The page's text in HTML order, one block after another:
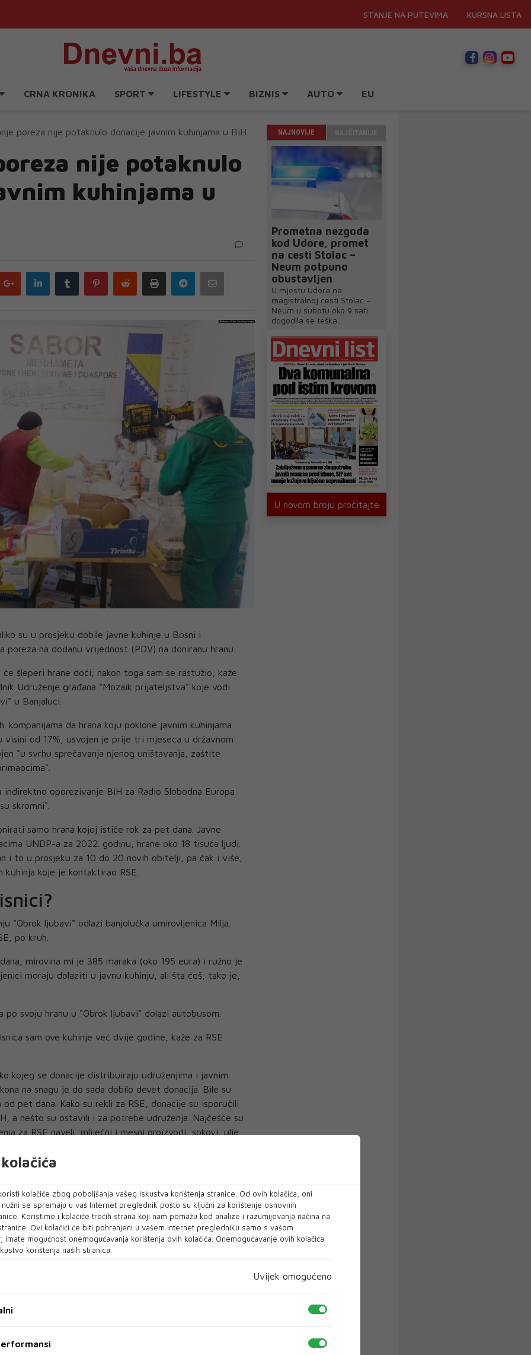
STANJE NA PUTEVIMA KURSNA LISTA
CRNA KRONIKA SPORT LIFESTYLE BIZNIS AUTO EU
poreza nije potaknulo donacije javnim kuhinjama u BiH
nije potaknulo
kuhinjama u
Google
plus
LinkedIn Tumblr PinterestReddit Print Telegram
su u prosjeku dobile javne kuhinje u Bosni i
poreza na dodanu vrijednost (PDV) na doniranu hranu.
će šleperi hrane doći, nakon toga sam se rastužio, kaže
Udruženje građana "Mozaik prijateljstva" koje vodi
u Banjaluci.
kompanijama da hrana koju poklone javnim kuhinjama
visini od 17%, usvojen je prije tri mjeseca u državnom
"u svrhu sprečavanja njenog uništavanja, zaštite
indirektno oporezivanje BiH za Radio Slobodna Europa
skromni".
samo hrana kojoj ističe rok za pet dana. Javne
UNDP-a za 2022. godinu, hrane oko 18 tisuća ljudi.
i to u prosjeku za 10 do 20 novih obitelji, pa čak i više,
koje je kontaktirao RSE.
"Obrok ljubavi" odlazi banjolučka umirovljenica Milja.
po kruh.
mirovina mi je 385 maraka (oko 195 eura) i ružno je
moraju dolaziti u javnu kuhinju, ali šta ćeš, tako je,
po svoju hranu u "Obrok ljubavi" dolazi autobusom.
sam ove kuhinje već dvije godine, kaže za RSE
kojeg se donacije distribuiraju udruženjima i javnim
na snagu je do sada dobilo devet donacija. Bile su
pet dana. Kako su rekli za RSE, donacije su isporučili
a nešto su ostavili i za potrebe udruženja. Najčešće su
za RSE naveli, mliječni i mesni proizvodi, sokovi, ulje,
60 tisuća maraka (30 tisuća eura). Dodaju i kako
donacija biti u narednom periodu.
organizacija koja svojim djelovanjem pomaže
cijele Bosne i Hercegovine.
NAJNOVIJE
Prometna nezgoda
kod Udore, promet
na cesti Stolac –
Neum potpuno
obustavljen
U mjestu Udora na
magistralnoj cesti Stolac –
Neum u subotu oko 9 sati
dogodila se teška...
U novom broju pročitajte
kolačiće zbog poboljšanja vašeg iskustva korištenja stranice. Od ovih kolačića, oni
se spremaju u vaš Internet preglednik pošto su ključni za korištenje osnovnih
Koristimo i kolačiće trećih strana koji nam pomažu kod analize i razumijevanja načina na
Ovi kolačići će biti pohranjeni u vašem Internet pregledniku samo s vašom
imate mogućnost onemogućavanja korištenja ovih kolačića. Onemogućavanje ovih kolačića
korištenja naših stranica.
Uvijek omogućeno